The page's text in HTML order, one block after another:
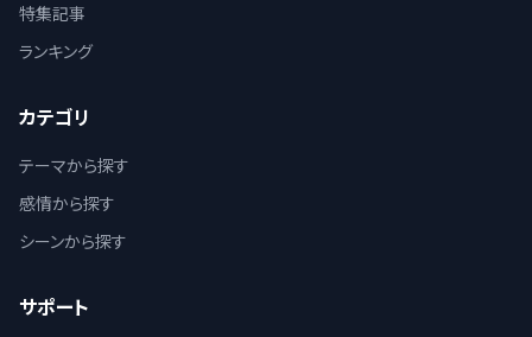
特集記事
ランキング
カテゴリ
テーマから探す
感情から探す
シーンから探す
サポート